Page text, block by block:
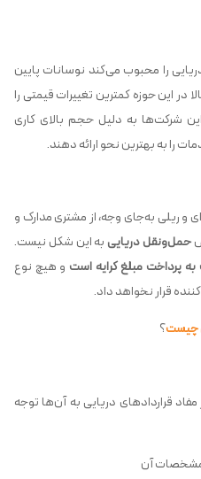
را محبوب می‌کند نوسانات پایین
این حوزه کمترین تغییرات قیمتی را
شرکت‌ها به دلیل حجم بالای کاری
را به بهترین نحو ارائه دهند.
ریلی به‌جای وجه، از مشتری مدارک و
حمل‌ونقل دریاییبه این شکل نیست.
پرداخت مبلغ کرایه استو هیچ نوع
قرار نخواهد داد.
چیست؟
قراردادهای دریایی به آن‌ها توجه
مشخصات آن